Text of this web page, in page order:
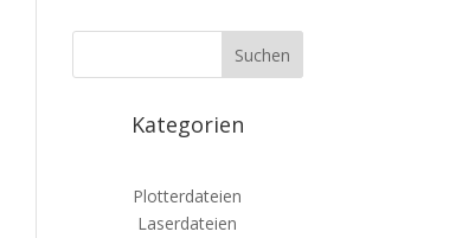
Kategorien
Plotterdateien
Laserdateien